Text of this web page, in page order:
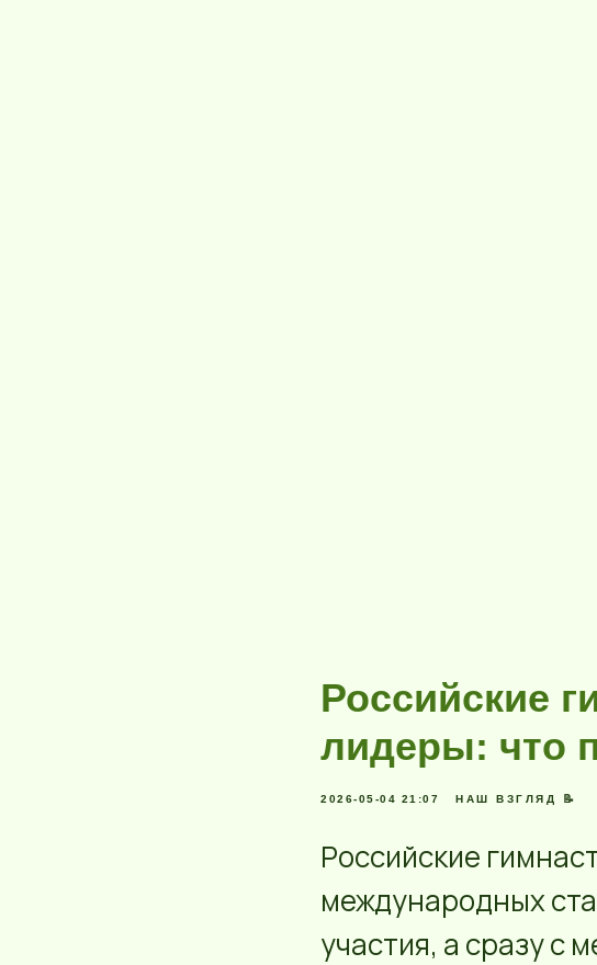
Российские
лидеры: что
2026-05-04 21:07 НАШ ВЗГЛЯД 📝
Российские
международных
участия, а сразу с